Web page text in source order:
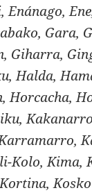
Gara,
Giharra,
Halda,
Kima,